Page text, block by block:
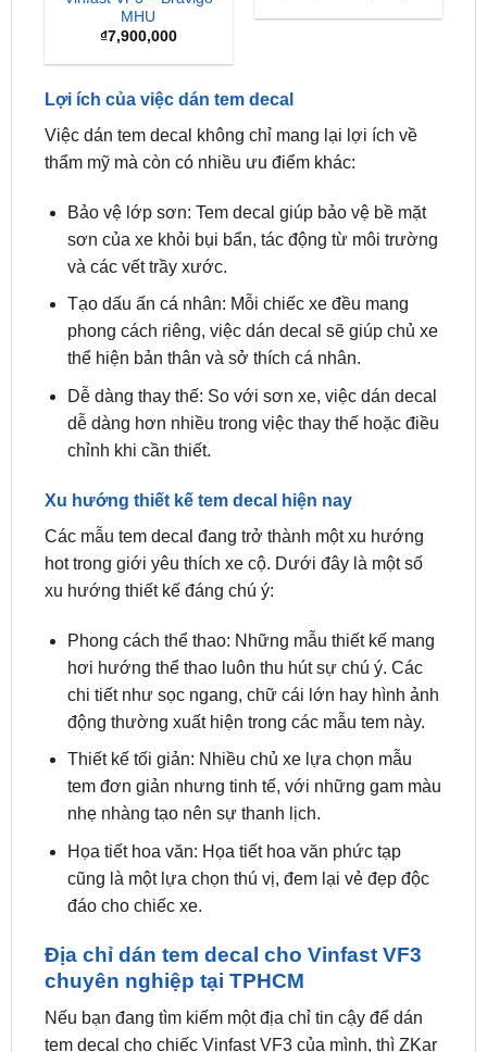
Lợi ích của việc dán tem decal
thẩm mỹ mà còn có nhiều ưu điểm khác:
Bảo vệ lớp sơn: Tem decal giúp bảo vệ bề mặt
và các vết trầy xước.
Tạo dấu ấn cá nhân: Mỗi chiếc xe đều mang
phong cách riêng, việc dán decal sẽ giúp chủ xe
thể hiện bản thân và sở thích cá nhân.
Dễ dàng thay thế: So với sơn xe, việc dán decal
dễ dàng hơn nhiều trong việc thay thế hoặc điều
chỉnh khi cần thiết.
Xu hướng thiết kế tem decal hiện nay
hot trong giới yêu thích xe cộ. Dưới đây là một số
xu hướng thiết kế đáng chú ý:
Phong cách thể thao: Những mẫu thiết kế mang
chi tiết như sọc ngang, chữ cái lớn hay hình ảnh
động thường xuất hiện trong các mẫu tem này.
Thiết kế tối giản: Nhiều chủ xe lựa chọn mẫu
tem đơn giản nhưng tinh tế, với những gam màu
nhẹ nhàng tạo nên sự thanh lịch.
Họa tiết hoa văn: Họa tiết hoa văn phức tạp
cũng là một lựa chọn thú vị, đem lại vẻ đẹp độc
đáo cho chiếc xe.
Địa chỉ dán tem decal cho Vinfast VF3
Nếu bạn đang tìm kiếm một địa chỉ tin cậy để dán
tem decal cho chiếc Vinfast VF3 của mình, thì ZKar
Auto chính là lựa chọn hoàn hảo. Với kinh nghiệm
nhiều năm trong lĩnh vực độ xe và dán decal, ZKar